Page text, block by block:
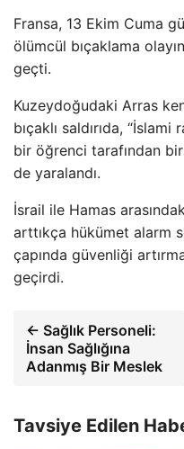
Fransa, 13 Ekim Cuma
ölümcül bıçaklama
geçti.
Kuzeydoğudaki Arras
bıçaklı saldırıda,
bir öğrenci tarafından
de yaralandı.
İsrail ile Hamas
arttıkça hükümet alarm
çapında güvenliği
geçirdi.
← Sağlık Personeli:
İnsan Sağlığına
Adanmış Bir Meslek
Tavsiye Edilen